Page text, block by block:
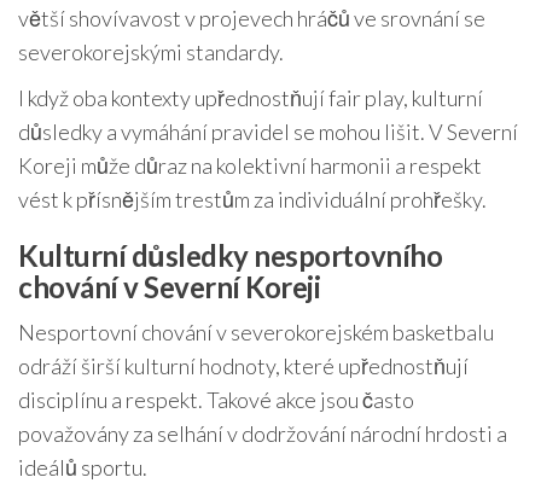
větší shovívavost v projevech hráčů ve srovnání se
severokorejskými standardy.
I když oba kontexty upřednostňují fair play, kulturní
důsledky a vymáhání pravidel se mohou lišit. V Severní
Koreji může důraz na kolektivní harmonii a respekt
vést k přísnějším trestům za individuální prohřešky.
Kulturní důsledky nesportovního
chování v Severní Koreji
Nesportovní chování v severokorejském basketbalu
odráží širší kulturní hodnoty, které upřednostňují
disciplínu a respekt. Takové akce jsou často
považovány za selhání v dodržování národní hrdosti a
ideálů sportu.